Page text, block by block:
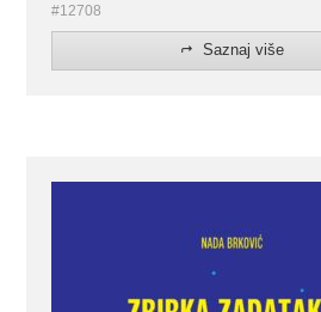
#12708
Saznaj više